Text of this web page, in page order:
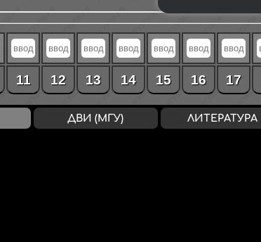
11 12 13 14 15 16 17
ДВИ (МГУ) ЛИТЕРАТУРА